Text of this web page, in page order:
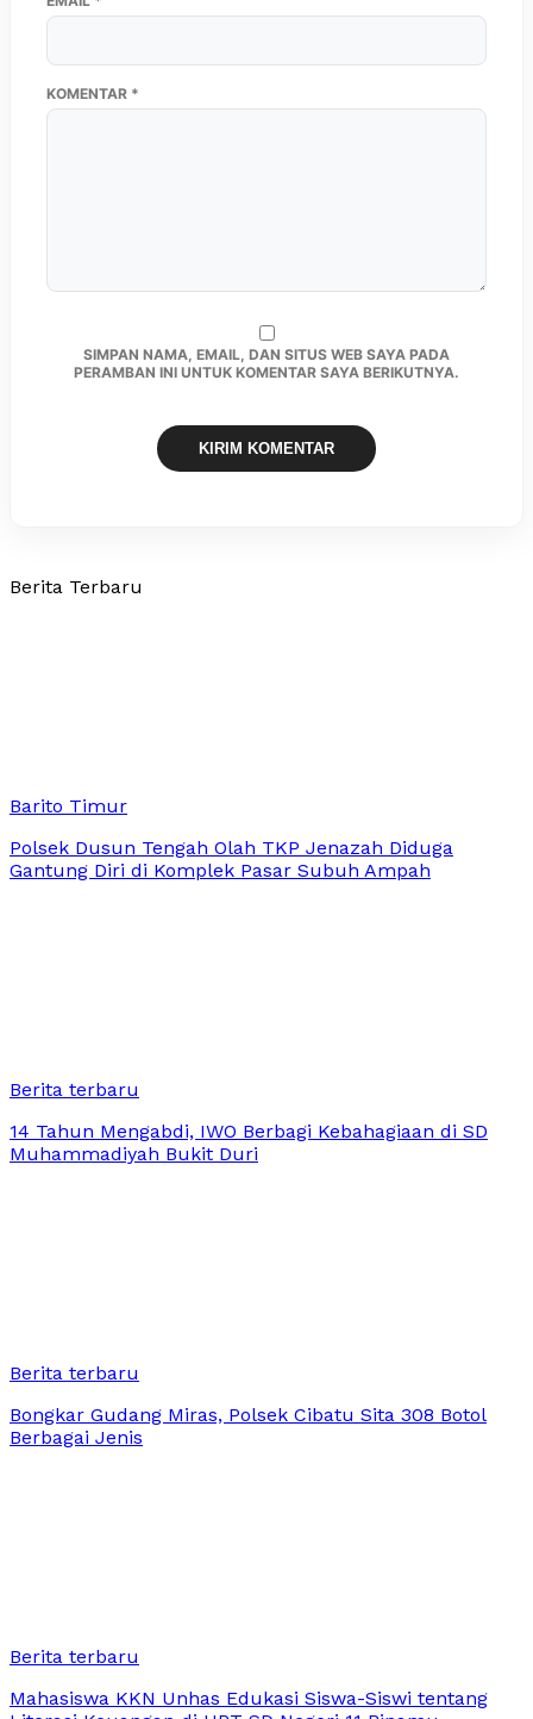
KOMENTAR *
SIMPAN NAMA, EMAIL, DAN SITUS WEB SAYA PADA
PERAMBAN INI UNTUK KOMENTAR SAYA BERIKUTNYA.
Berita Terbaru
Barito Timur
Polsek Dusun Tengah Olah TKP Jenazah Diduga
Gantung Diri di Komplek Pasar Subuh Ampah
Berita terbaru
14 Tahun Mengabdi, IWO Berbagi Kebahagiaan di SD
Muhammadiyah Bukit Duri
Berita terbaru
Bongkar Gudang Miras, Polsek Cibatu Sita 308 Botol
Berbagai Jenis
Berita terbaru
Mahasiswa KKN Unhas Edukasi Siswa-Siswi tentang